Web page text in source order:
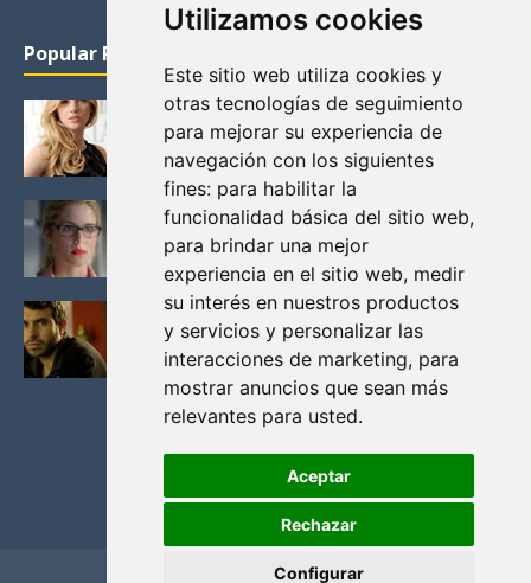
Utilizamos cookies
Este sitio web utiliza cookies y
otras tecnologías de seguimiento
para mejorar su experiencia de
navegación con los siguientes
fines: para habilitar la
funcionalidad básica del sitio web,
para brindar una mejor
experiencia en el sitio web, medir
su interés en nuestros productos
y servicios y personalizar las
interacciones de marketing, para
mostrar anuncios que sean más
relevantes para usted.
Aceptar
Rechazar
Configurar
Popular Posts
KATHERYN WINNICK: LA ACTRIZ MAS GUAPA DE
VIKINGOS
Junio 14, 2013
FELICITY (EMILY BETT RICKARDS), LAS FOTOS
MAS BONITAS DE LA ALIADA DE ARROW
Noviembre 30, 2013
BLACK MIRROR: TODA TU HISTORIA. EPISODIO 3.
LA CRITICA
Mayo 17, 2012